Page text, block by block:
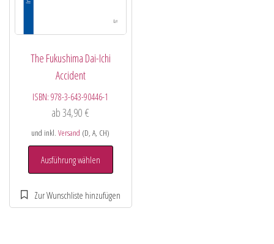
The Fukushima Dai-Ichi
Accident
ISBN:978-3-643-90446-1
ab34,90€
und inkl.Versand (D, A, CH)
Ausführung wählen